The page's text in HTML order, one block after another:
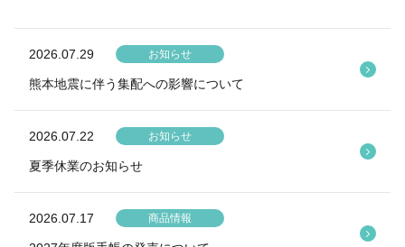
2026.07.29 お知らせ
熊本地震に伴う集配への影響について
2026.07.22 お知らせ
夏季休業のお知らせ
2026.07.17 商品情報